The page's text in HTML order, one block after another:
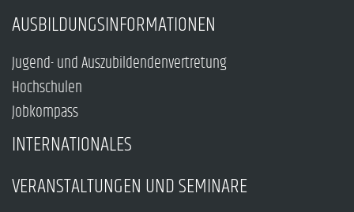
AUSBILDUNGSINFORMATIONEN
Jugend- und Auszubildendenvertretung
Hochschulen
Jobkompass
INTERNATIONALES
VERANSTALTUNGEN UND SEMINARE